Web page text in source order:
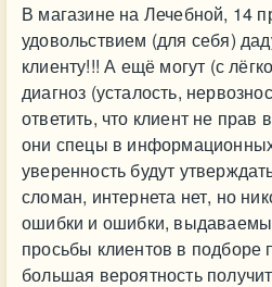
В магазине на Лечебной, 14
удовольствием (для себя)
клиенту!!! А ещё могут (с
диагноз (усталость,
ответить, что клиент не
они спецы в
уверенность будут
сломан, интернета нет, но
ошибки и ошибки,
просьбы клиентов в подборе
большая вероятность